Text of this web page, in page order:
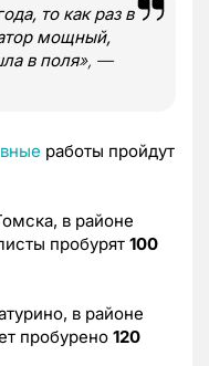
то как раз в
мощный,
в поля», —
работы пройдут
в районе
пробурят 100
в районе
пробурено 120